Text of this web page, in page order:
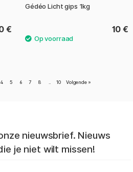
€
Gédéo Licht gips 1kg
10 €
4 5 6 7 8 10 Volgende »
nieuwsbrief. Nieuws
je niet wilt missen!